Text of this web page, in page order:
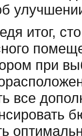
итог,
при
все